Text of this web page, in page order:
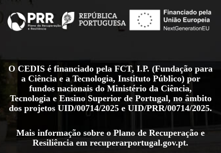
O CEDIS é financiado pela FCT, I.P. (Fundação para
a Ciência e a Tecnologia, Instituto Público) por
fundos nacionais do Ministério da Ciência,
Tecnologia e Ensino Superior de Portugal, no âmbito
dos projetos UID/00714/2025 e UID/PRR/00714/2025.
Mais informação sobre o Plano de Recuperação e
Resiliência em recuperarportugal.gov.pt.